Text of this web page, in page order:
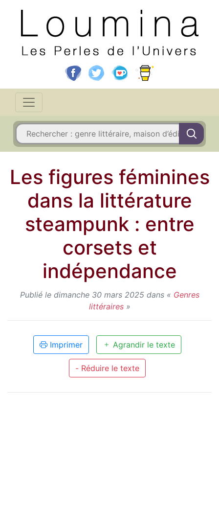
Les figures féminines
dans la littérature
steampunk : entre
corsets et
indépendance
Publié le dimanche 30 mars 2025 dans « Genres
littéraires»
Imprimer Agrandir le texte
- Réduire le texte